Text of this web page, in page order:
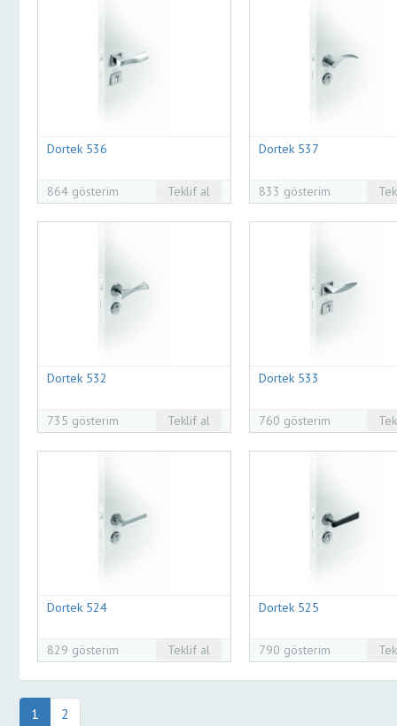
Dortek 536
864 gösterim Teklif al
Dortek 537
833 gösterim
Dortek 532
735 gösterim Teklif al
Dortek 533
760 gösterim
Dortek 524
829 gösterim Teklif al
Dortek 525
790 gösterim
1 2